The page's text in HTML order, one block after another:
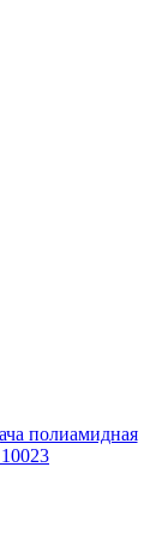
полиамидная